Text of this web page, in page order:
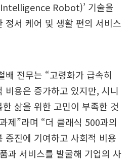
Robot)’ 기술을
정서 케어 및 생활 편의 서비스
배 전무는 “고령화가 급속히
비용은 증가하고 있지만, 시니
삶을 위한 고민이 부족한 것
제”라며 “더 클래식 500과의
증진에 기여하고 사회적 비용
과 서비스를 발굴해 기업의 사